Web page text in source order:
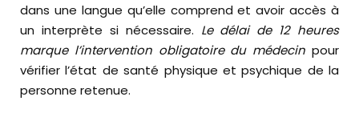
dans une langue qu’elle comprend et avoir accès à
un interprète si nécessaire. Le délai de 12 heures
marque l’intervention obligatoire du médecin pour
vérifier l’état de santé physique et psychique de la
personne retenue.